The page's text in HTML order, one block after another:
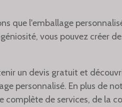
que l'emballage
vous pouvez créer
un devis gratuit et
personnalisé. En plus de
complète de services, de la